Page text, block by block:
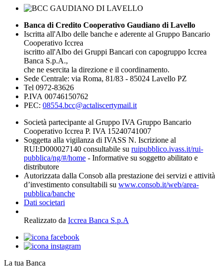
Banca di Credito Cooperativo Gaudiano di Lavello
Iscritta all'Albo delle banche e aderente al Gruppo Bancario
Cooperativo Iccrea
iscritto all'Albo dei Gruppi Bancari con capogruppo Iccrea
Banca S.p.A.,
che ne esercita la direzione e il coordinamento.
Sede Centrale: via Roma, 81/83 - 85024 Lavello PZ
Tel 0972-83626
P.IVA 00746150762
PEC: 08554.bcc@actaliscertymail.it
Società partecipante al Gruppo IVA Gruppo Bancario
Cooperativo Iccrea P. IVA 15240741007
Soggetta alla vigilanza di IVASS N. Iscrizione al
RUI:D000027140 consultabile su ruipubblico.ivass.it/rui-
pubblica/ng/#/home - Informative su soggetto abilitato e
distributore
Autorizzata dalla Consob alla prestazione dei servizi e attività
d’investimento consultabili su www.consob.it/web/area-
pubblica/banche
Dati societari
Realizzato da Iccrea Banca S.p.A
La tua Banca